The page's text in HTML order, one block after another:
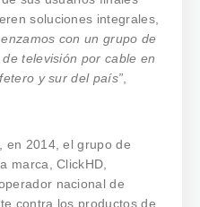
soluciones integrales,
con un grupo de
televisión por cable en
y sur del país”
en 2014, el grupo de
marca, ClickHD,
nacional de
contra los productos de